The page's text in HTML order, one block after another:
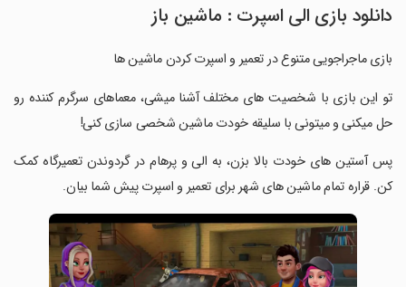
دانلود بازی ‏‏‏الی اسپرت : ماشین باز
‏‏‏بازی ماجراجویی متنوع در تعمیر و اسپرت کردن ماشین ها
‏‏‏تو این بازی با شخصیت های مختلف آشنا میشی، معماهای سرگرم کننده رو
حل میکنی و میتونی با سلیقه خودت ماشین شخصی سازی کنی!
‏‏‏پس آستین های خودت بالا بزن، به الی و پرهام در گردوندن تعمیرگاه کمک
کن. قراره تمام ماشین های شهر برای تعمیر و اسپرت پیش شما بیان.